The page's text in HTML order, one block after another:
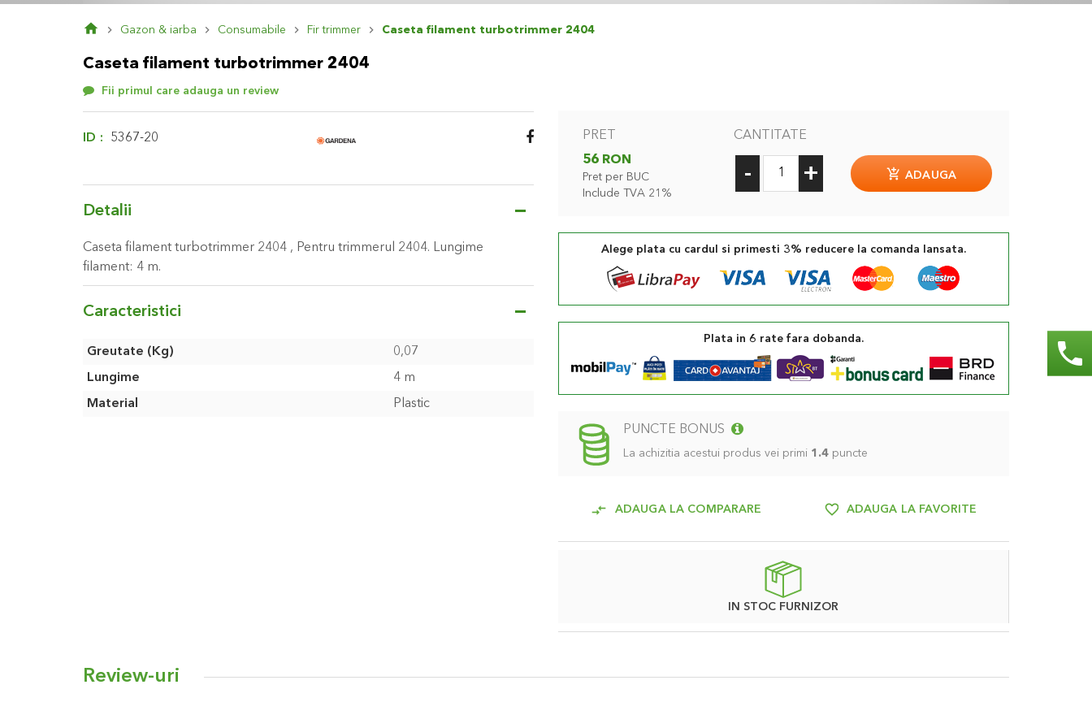
Gazon & iarba Consumabile Fir trimmer Caseta filament turbotrimmer 2404
Caseta filament turbotrimmer 2404
Fii primul care adauga un review
PRET
56 RON
Pret per BUC
Include TVA 21%
CANTITATE
- + ADAUGA
Alege plata cu cardul si primesti 3% reducere la comanda lansata.
Plata in 6 rate fara dobanda.
PUNCTE BONUS
La achizitia acestui produs vei primi 1.4 puncte
ADAUGA LA COMPARARE ADAUGA LA FAVORITE
IN STOC FURNIZOR
ID 5367-20
Detalii
Caseta filament turbotrimmer 2404 , Pentru trimmerul 2404. Lungime
filament: 4 m.
Caracteristici
Caracteristici
Greutate (Kg)
0,07
Lungime
4 m
Material
Plastic
Review-uri
phone